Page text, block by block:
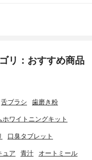
リ：おすすめ商品
舌ブラシ 歯磨き粉
ホワイトニングキット
口臭タブレット
ュア 青汁 オートミール